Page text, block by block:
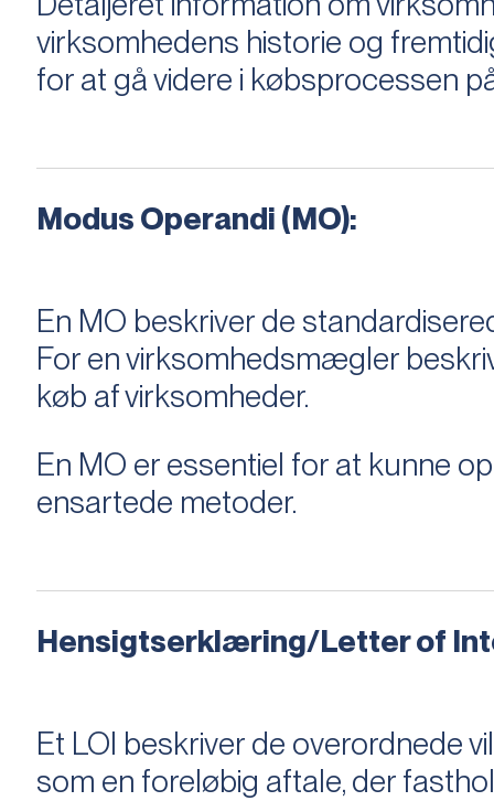
virksomhedens historie og
for at gå videre i købsprocessen
Modus Operandi (MO):
En MO beskriver de
For en virksomhedsmægler
køb af virksomheder.
En MO er essentiel for at kunne
ensartede metoder.
Hensigtserklæring/Letter of
Et LOI beskriver de overordnede
som en foreløbig aftale, der